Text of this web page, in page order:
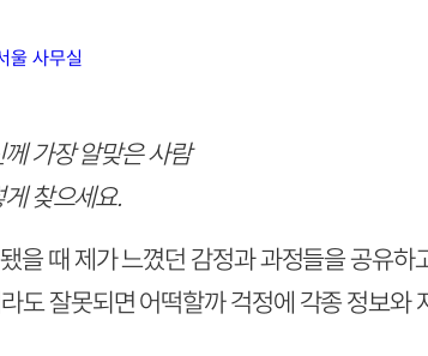
울 사무실
께 가장 알맞은 사람
게 찾으세요.
을 때 제가 느꼈던 감정과 과정들을 공유
도 잘못되면 어떡할까 걱정에 각종 정보와